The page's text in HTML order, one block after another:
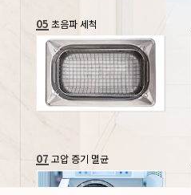
05 초음파 세척
07 고압 증기 멸균